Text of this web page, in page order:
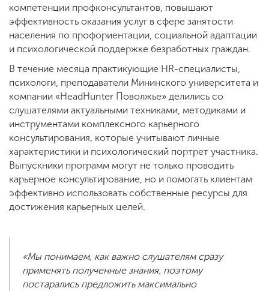
компетенции профконсультантов, повышают
эффективность оказания услуг в сфере занятости
населения по профориентации, социальной адаптации
и психологической поддержке безработных граждан.
В течение месяца практикующие HR-специалисты,
психологи, преподаватели Мининского университета и
компании «HeadHunter Поволжье» делились со
слушателями актуальными техниками, методиками и
инструментами комплексного карьерного
консультирования, которые учитывают личные
характеристики и психологический портрет участника.
Выпускники программ могут не только проводить
карьерное консультирование, но и помогать клиентам
эффективно использовать собственные ресурсы для
достижения карьерных целей.
«Мы понимаем, как важно слушателям сразу
применять полученные знания, поэтому
постарались предложить максимально